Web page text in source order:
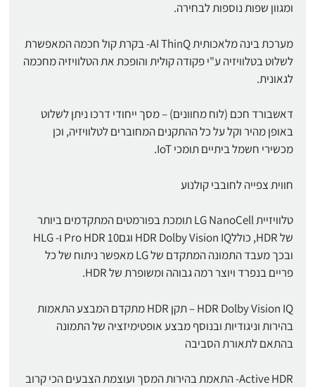
ומגוון שפות נוספות לבחירה.
מערכת בינה מלאכותית AI ThinQ- בקרת קול חכמה המאפשרת
לשלוט בטלוויזיה ע"י פקודה קולית והופכת את הטלוויזיה מחכמה
לגאונית.
דאשבורד חכם (לוח מחוונים) – מסך ייחודי דרכו ניתן לשלוט
באופן מהיר וקל על כל ההתקנים המחוברים לטלוויזיה, וכן
מכשירי חשמל ביתיים תומכי IoT.
חווית צפייה לחובבי קולנוע
טלוויזיית LG NanoCell תומכת בפורמטים המתקדמים ביותר
של HDR, כוללHDR Dolby Vision IQ וגםPro HDR 10 ו- HLG
ובכך מעבד התמונה המתקדם של LG מאפשר ניתוח של כל
פריים בנפרד ויוצר רמה גבוהה ומשופרת של HDR.
HDR Dolby Vision IQ – תקן HDR מתקדם המבצע התאמות
בהירות וניגודיות ובנוסף מבצע אופטימיזציה של התמונה
בהתאם לתאורת הסביבה
Active HDR- התאמת בהירות המסך ועוצמת הצבעים הכי קרוב